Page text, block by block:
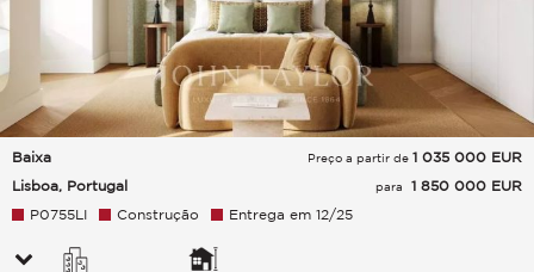
Baixa
Lisboa, Portugal
Preço a partir de 1 035 000 EUR
para
1 850 000 EUR
P0755LI
Construção Entrega em 12/25